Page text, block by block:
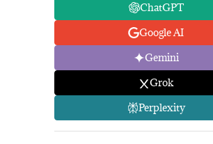
ChatGPT
Google AI
Gemini
Grok
Perplexity